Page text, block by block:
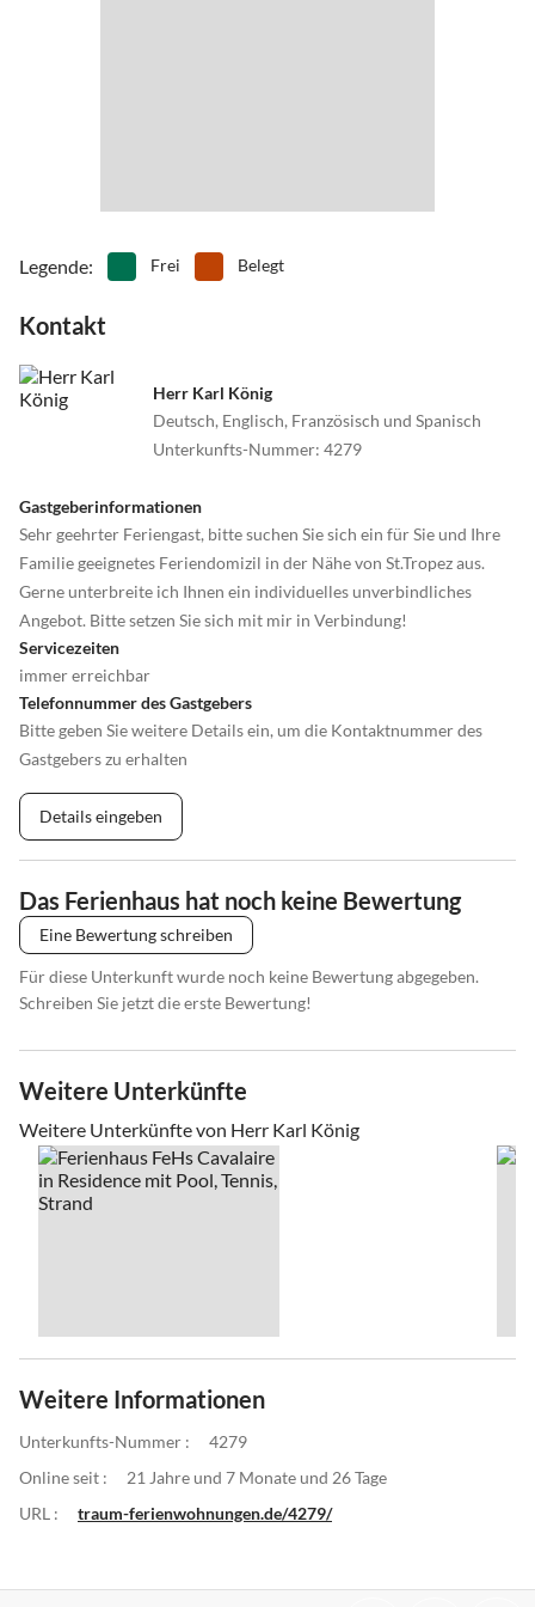
Legende: Frei Belegt
Kontakt
Herr Karl König
Deutsch, Englisch, Französisch und Spanisch
Unterkunfts-Nummer: 4279
Gastgeberinformationen
Sehr geehrter Feriengast, bitte suchen Sie sich ein für Sie und Ihre
Familie geeignetes Feriendomizil in der Nähe von St.Tropez aus.
Gerne unterbreite ich Ihnen ein individuelles unverbindliches
Angebot. Bitte setzen Sie sich mit mir in Verbindung!
Servicezeiten
immer erreichbar
Telefonnummer des Gastgebers
Bitte geben Sie weitere Details ein, um die Kontaktnummer des
Gastgebers zu erhalten
Details eingeben
Das Ferienhaus hat noch keine Bewertung
Eine Bewertung schreiben
Für diese Unterkunft wurde noch keine Bewertung abgegeben.
Schreiben Sie jetzt die erste Bewertung!
Weitere Unterkünfte
Weitere Unterkünfte von Herr Karl König
Weitere Informationen
Unterkunfts-Nummer :
4279
Online seit :
21 Jahre und 7 Monate und 26 Tage
URL :
traum-ferienwohnungen.de/4279/